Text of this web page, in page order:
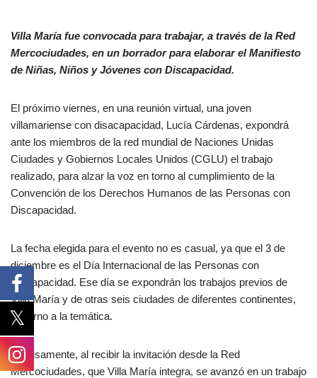
Villa María fue convocada para trabajar, a través de la Red
Mercociudades, en un borrador para elaborar el Manifiesto
de Niñas, Niños y Jóvenes con Discapacidad.
El próximo viernes, en una reunión virtual, una joven
villamariense con disacapacidad, Lucía Cárdenas, expondrá
ante los miembros de la red mundial de Naciones Unidas
Ciudades y Gobiernos Locales Unidos (CGLU) el trabajo
realizado, para alzar la voz en torno al cumplimiento de la
Convención de los Derechos Humanos de las Personas con
Discapacidad.
La fecha elegida para el evento no es casual, ya que el 3 de
diciembre es el Día Internacional de las Personas con
Discapacidad. Ese día se expondrán los trabajos previos de
Villa María y de otras seis ciudades de diferentes continentes,
en torno a la temática.
Precisamente, al recibir la invitación desde la Red
Mercociudades, que Villa María integra, se avanzó en un trabajo